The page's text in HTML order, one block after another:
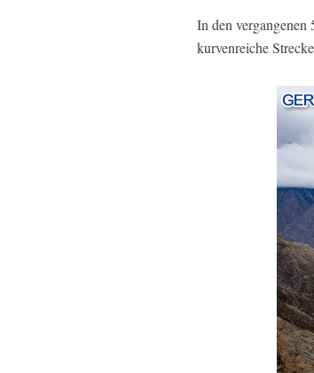
In den vergangenen
kurvenreiche